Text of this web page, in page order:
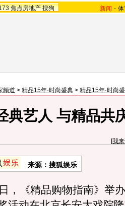
焦点房地产 搜狗 新闻 -
频道 > 精品15年·时尚盛典 > 精品15年·时尚
典艺人 与精品共
[我
来源：搜狐娱乐
《精品购物指南》举办